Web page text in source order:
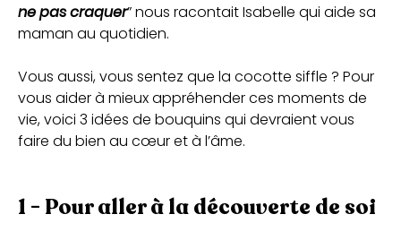
ne pas craquer” nous racontait Isabelle qui aide sa
maman au quotidien.
Vous aussi, vous sentez que la cocotte siffle ? Pour
vous aider à mieux appréhender ces moments de
vie, voici 3 idées de bouquins qui devraient vous
faire du bien au cœur et à l’âme.
1 - Pour aller à la découverte de soi